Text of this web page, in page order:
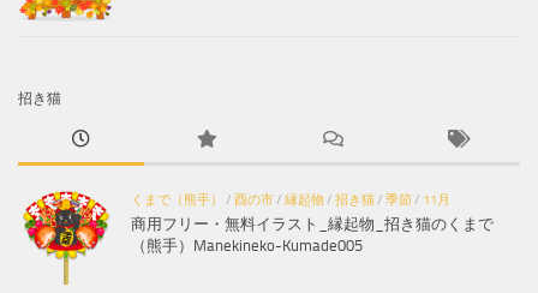
招き猫
くまで（熊手） / 酉の市/ 縁起物/ 招き猫/ 季節/ 11月
商用フリー・無料イラスト_縁起物_招き猫のくまで
（熊手）Manekineko-Kumade005